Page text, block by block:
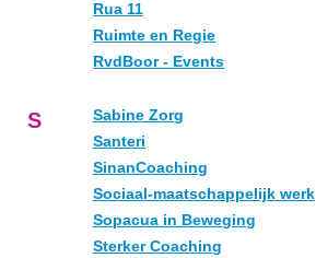
Rua 11
Ruimte en Regie
RvdBoor - Events
S
Sabine Zorg
Santeri
SinanCoaching
Sociaal-maatschappelijk werk
Sopacua in Beweging
Sterker Coaching